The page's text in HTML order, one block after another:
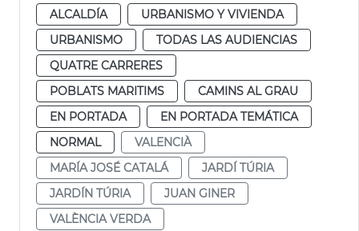
ALCALDÍA
URBANISMO Y VIVIENDA
URBANISMO
TODAS LAS AUDIENCIAS
QUATRE CARRERES
POBLATS MARITIMS
CAMINS AL GRAU
EN PORTADA
EN PORTADA TEMÁTICA
NORMAL
VALENCIÀ
MARÍA JOSÉ CATALÁ
JARDÍ TÚRIA
JARDÍN TÚRIA
JUAN GINER
VALÈNCIA VERDA